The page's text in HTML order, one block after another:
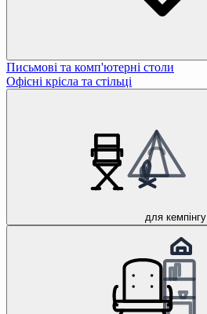
Письмові та комп'ютерні столи
Офісні крісла та стільці
для кемпінгу